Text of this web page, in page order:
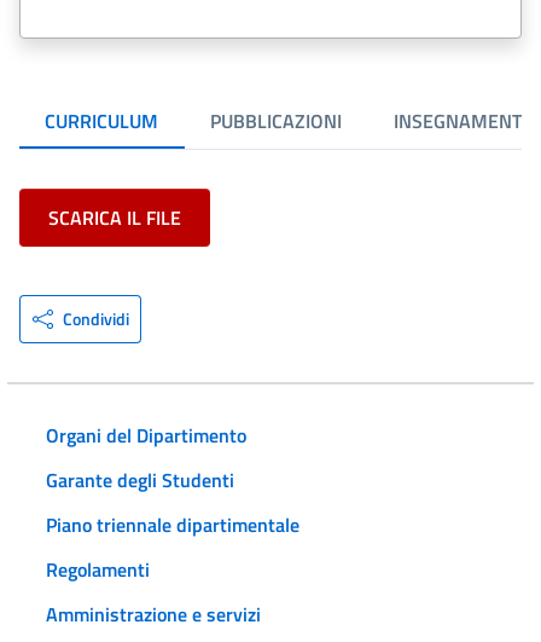
CURRICULUM PUBBLICAZIONI INSEGNAMENTI
SCARICA IL FILE
Condividi
Organi del Dipartimento
Garante degli Studenti
Piano triennale dipartimentale
Regolamenti
Amministrazione e servizi